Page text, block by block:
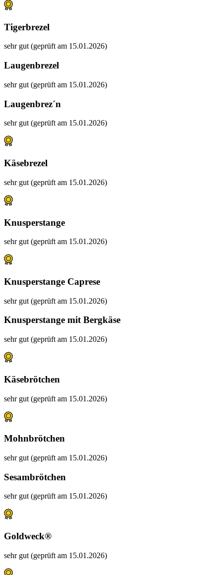
Tigerbrezel
sehr gut (geprüft am 15.01.2026)
Laugenbrezel
sehr gut (geprüft am 15.01.2026)
Laugenbrez´n
sehr gut (geprüft am 15.01.2026)
Käsebrezel
sehr gut (geprüft am 15.01.2026)
Knusperstange
sehr gut (geprüft am 15.01.2026)
Knusperstange Caprese
sehr gut (geprüft am 15.01.2026)
Knusperstange mit Bergkäse
sehr gut (geprüft am 15.01.2026)
Käsebrötchen
sehr gut (geprüft am 15.01.2026)
Mohnbrötchen
sehr gut (geprüft am 15.01.2026)
Sesambrötchen
sehr gut (geprüft am 15.01.2026)
Goldweck®
sehr gut (geprüft am 15.01.2026)